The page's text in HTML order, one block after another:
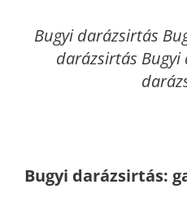
Bugyidarázsirtás
darázsirtás
Bugyi darázsirtás: